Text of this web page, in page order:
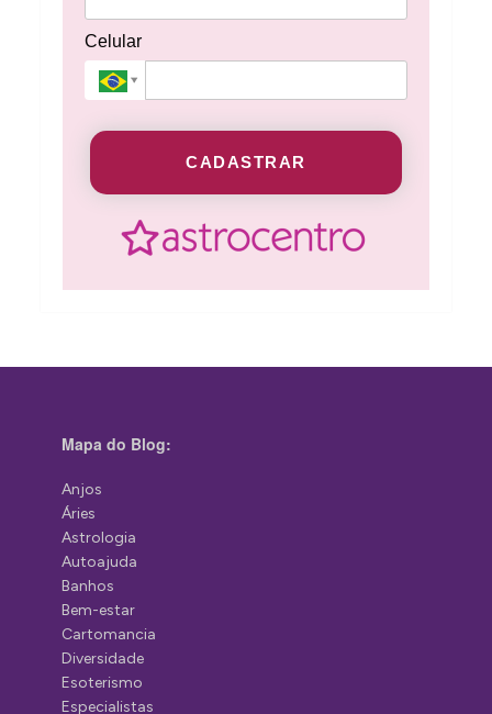
Celular
CADASTRAR
Mapa do Blog:
Anjos
Áries
Astrologia
Autoajuda
Banhos
Bem-estar
Cartomancia
Diversidade
Esoterismo
Especialistas